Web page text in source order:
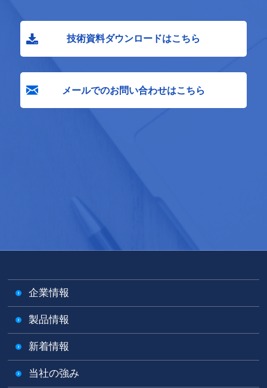
技術資料ダウンロードはこちら
メールでのお問い合わせはこちら
企業情報
製品情報
新着情報
当社の強み